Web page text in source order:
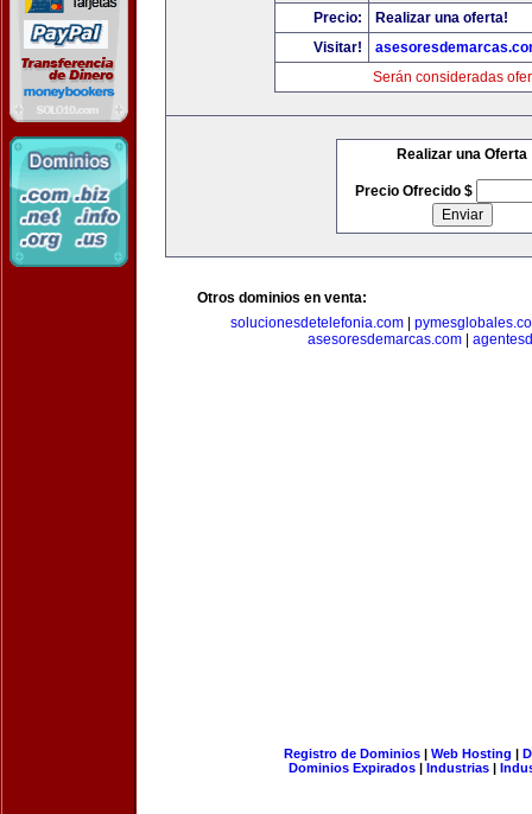
Precio:
Realizar una oferta!
Visitar!
Serán consideradas
Realizar una Oferta
Precio Ofrecido $
Otros dominios en venta:
solucionesdetelefonia.com|
asesoresdemarcas.com
Registro de Dominios| Web Hosting |
Dominios Expirados | Industrias |